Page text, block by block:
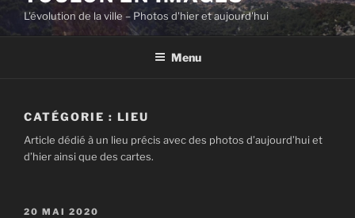
L'évolution de la ville – Photos d'hier et aujourd'hui
Menu
CATÉGORIE : LIEU
Article dédié à un lieu précis avec des photos d’aujourd’hui et
d’hier ainsi que des cartes.
PUBLIÉ
20 MAI 2020